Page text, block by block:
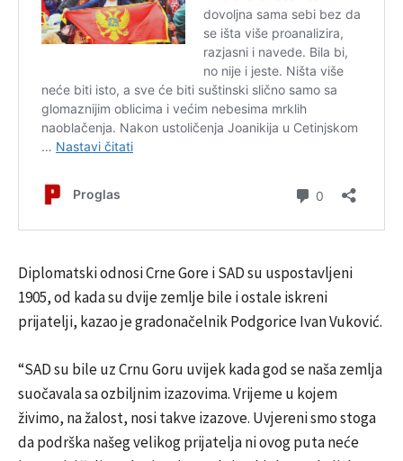
Diplomatski odnosi Crne Gore i SAD su uspostavljeni
1905, od kada su dvije zemlje bile i ostale iskreni
prijatelji, kazao je gradonačelnik Podgorice Ivan Vuković.
“SAD su bile uz Crnu Goru uvijek kada god se naša zemlja
suočavala sa ozbiljnim izazovima. Vrijeme u kojem
živimo, na žalost, nosi takve izazove. Uvjereni smo stoga
da podrška našeg velikog prijatelja ni ovog puta neće